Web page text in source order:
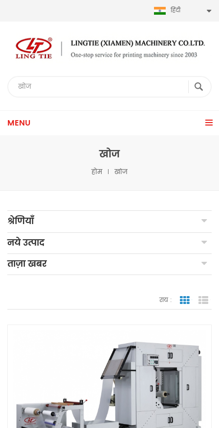
हिंदी
MENU
खोज
होम खोज
श्रेणियाँ
नये उत्पाद
ताज़ा खबर
राय : जाली